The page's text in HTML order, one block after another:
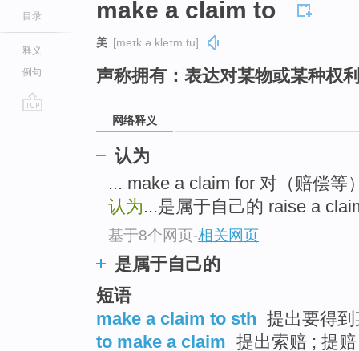
目录
释义
例句
make a claim to
美 [meɪk ə kleɪm tu]
声称拥有：表达对某物或某种权
网络释义
认为
... make a claim for 对（赔偿等
认为...是属于自己的 raise a
基于8个网页-相关网页
是属于自己的
短语
make a claim to sth 提出要得
to make a claim 提出索赔 ; 提赔